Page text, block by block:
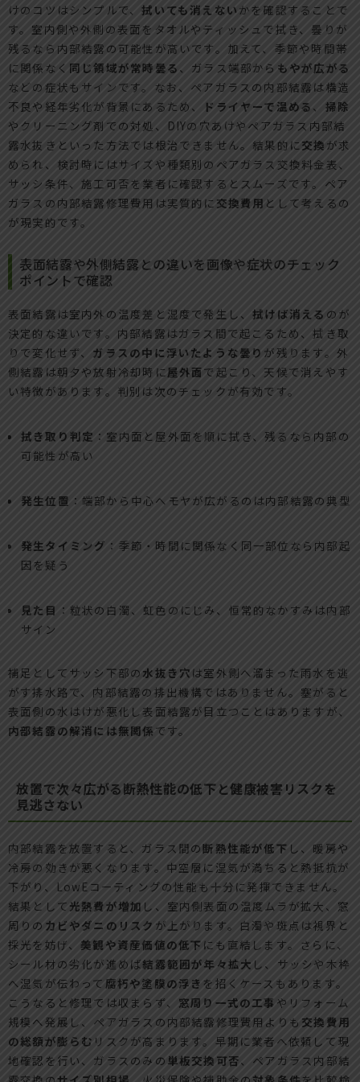
けのコツはシンプルで、拭いても消えない かを確認することで
す。室内側や外側の表面をタオルやティッシュで拭き、曇りが
残るなら内部結露の可能性が高いです。加えて、季節や時間帯
に関係なく 同じ領域が常時曇る 、ガラス端部から もやが広がる
などの症状もサインです。なお、ペアガラスの内部結露は構造
不良や経年劣化が背景にあるため、
ドライヤーで温める 、 掃除
やクリーニング剤での対処、DIYの穴あけやペアガラス内部結
露水抜きといった方法では根治できません。結果的に 交換 が求
められ、検討時にはサイズや種類別のペアガラス交換料金表、
サッシ条件、施工可否を業者に確認するとスムーズです。ペア
ガラスの内部結露修理費用は実質的に 交換費用 として考えるの
が現実的です。
表面結露や外側結露との違いを画像や症状のチェック
ポイントで確認
表面結露は室内外の温度差と湿度で発生し、拭けば消える のが
決定的な違いです。内部結露はガラス間で起こるため、拭き取
りで変化せず、 ガラスの中に浮いたような曇り が残ります。外
側結露は朝夕や放射冷却時に 屋外面で起こり、天候で消えやす
い特徴があります。判別は次のチェックが有効です。
拭き取り判定 ：室内面と屋外面を順に拭き、残るなら内部の
可能性が高い
発生位置 ：端部から中心へモヤが広がるのは内部結露の典型
発生タイミング ：季節・時間に関係なく同一部位なら内部起
因を疑う
見た目 ：粒状の白濁、虹色のにじみ、恒常的なかすみは内部
サイン
補足としてサッシ下部の水抜き穴 は室外側へ溜まった雨水を逃
がす排水路で、内部結露の排出機構ではありません。塞がると
表面側の水はけが悪化し表面結露が目立つことはありますが、
内部結露の解消には無関係 です。
放置で次々広がる断熱性能の低下と健康被害リスクを
見逃さない
内部結露を放置すると、ガラス間の断熱性能が低下 し、暖房や
冷房の効きが悪くなります。中空層に湿気が満ちると熱抵抗が
下がり、LowEコーティングの性能も十分に発揮できません。
結果として 光熱費が増加 し、室内側表面の温度ムラが拡大、窓
周りの カビやダニのリスク が上がります。白濁や斑点は視界と
採光を妨げ、美観や資産価値の低下 にも直結します。さらに、
シール材の劣化が進めば結露範囲が年々拡大 し、サッシや木枠
へ湿気が伝わって 腐朽や塗膜の浮き を招くケースもあります。
こうなると修理では収まらず、 窓周り一式の工事 やリフォーム
規模へ発展し、ペアガラスの内部結露修理費用よりも 交換費用
の総額が膨らむ リスクが高まります。早期に業者へ依頼して現
地確認を行い、ガラスのみの 単板交換可否、ペアガラス内部結